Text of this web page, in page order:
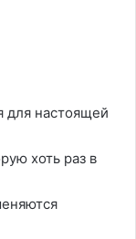
для настоящей
хоть раз в